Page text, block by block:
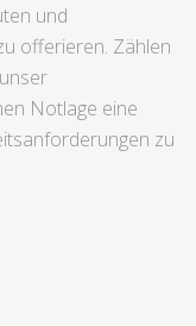
und
offerieren. Zählen
Notlage eine
zu